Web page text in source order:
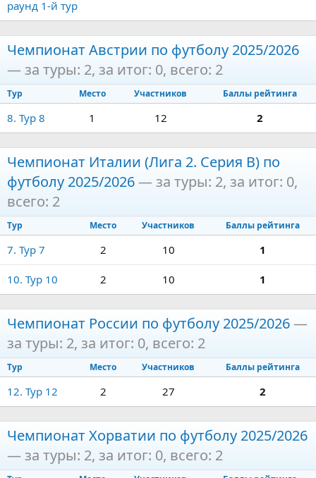
раунд 1-й тур
Чемпионат Австрии по футболу 2025/2026
— за туры: 2, за итог: 0, всего: 2
Тур Место Участников Баллы рейтинга
8. Тур 8 1 12 2
Чемпионат Италии (Лига 2. Серия B) по
футболу 2025/2026— за туры: 2, за итог: 0,
всего: 2
Тур Место Участников Баллы рейтинга
7. Тур 7 2 10 1
10. Тур 10 2 10 1
Чемпионат России по футболу 2025/2026—
за туры: 2, за итог: 0, всего: 2
Тур Место Участников Баллы рейтинга
12. Тур 12 2 27 2
Чемпионат Хорватии по футболу 2025/2026
— за туры: 2, за итог: 0, всего: 2